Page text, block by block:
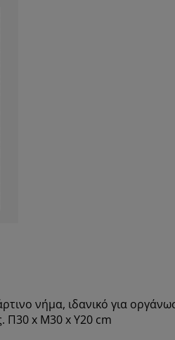
νήμα, ιδανικό για
Π30 x Μ30 x Υ20 cm